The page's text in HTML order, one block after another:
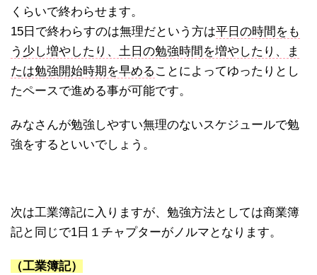
くらいで終わらせます。
15日で終わらすのは無理だという方は平日の時間をも
う少し増やしたり、土日の勉強時間を増やしたり、ま
たは勉強開始時期を早める ことによってゆったりとし
たペースで進める事が可能です。
みなさんが勉強しやすい無理のないスケジュールで勉
強をするといいでしょう。
次は工業簿記に入りますが、勉強方法としては商業簿
記と同じで1日１チャプターがノルマとなります。
（工業簿記）